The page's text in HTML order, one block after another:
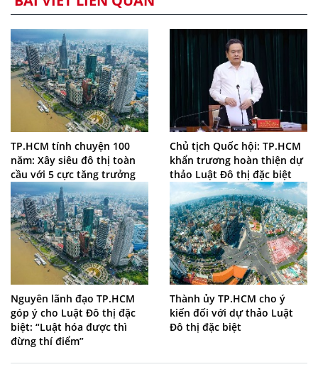
TP.HCM tính chuyện 100
năm: Xây siêu đô thị toàn
cầu với 5 cực tăng trưởng
Chủ tịch Quốc hội: TP.HCM
khẩn trương hoàn thiện dự
thảo Luật Đô thị đặc biệt
Nguyên lãnh đạo TP.HCM
góp ý cho Luật Đô thị đặc
biệt: “Luật hóa được thì
đừng thí điểm”
Thành ủy TP.HCM cho ý
kiến đối với dự thảo Luật
Đô thị đặc biệt